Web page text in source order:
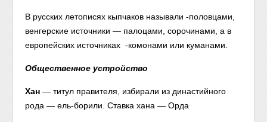
В русских летописях кыпчаков называли -половцами,
венгерские источники — палоцами, сорочинами, а в
европейских источниках -комонами или куманами.
Общественное устройство
Хан — титул правителя, избирали из династийного
рода — ель-борили. Ставка хана — Орда